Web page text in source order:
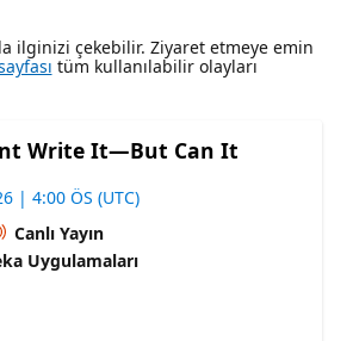
ilginizi çekebilir. Ziyaret etmeye emin
tüm kullanılabilir olayları
Write It—But Can It
| 4:00 ÖS (UTC)
Canlı Yayın
Uygulamaları